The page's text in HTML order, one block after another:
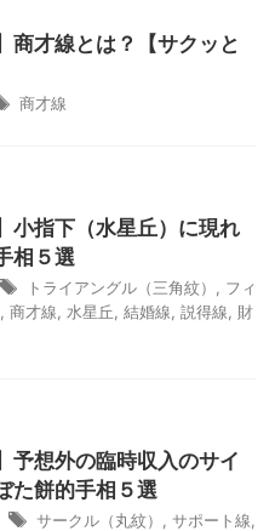
商才線とは？【サクッと
商才線
小指下（水星丘）に現れ
相５選
トライアングル（三角紋）
フィ
商才線 水星丘 結婚線 説得線
財
予想外の臨時収入のサイ
た餅的手相５選
サークル（丸紋） サポート線